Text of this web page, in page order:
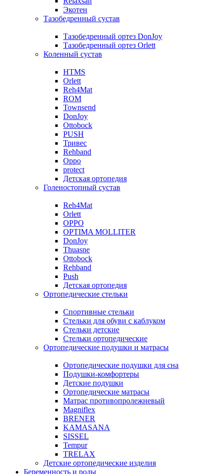
Экотен
Тазобедренный сустав
Тазобедренный ортез DonJoy
Тазобедренный ортез Orlett
Коленный сустав
HTMS
Orlett
Reh4Mat
ROM
Townsend
DonJoy
Ottobock
PUSH
Тривес
Rehband
Oppo
protect
Детская ортопедия
Голеностопный сустав
Reh4Mat
Orlett
OPPO
OPTIMA MOLLITER
DonJoy
Thuasne
Ottobock
Rehband
Push
Детская ортопедия
Ортопедические стельки
Спортивные стельки
Стельки для обуви с каблуком
Стельки детские
Стельки ортопедические
Ортопедические подушки и матрасы
Ортопедические подушки для сна
Подушки-комфортеры
Детские подушки
Ортопедические матрасы
Матрас противопролежневый
Magniflex
BRENER
KAMASANA
SISSEL
Tempur
TRELAX
Детские ортопедические изделия
Беременность и роды